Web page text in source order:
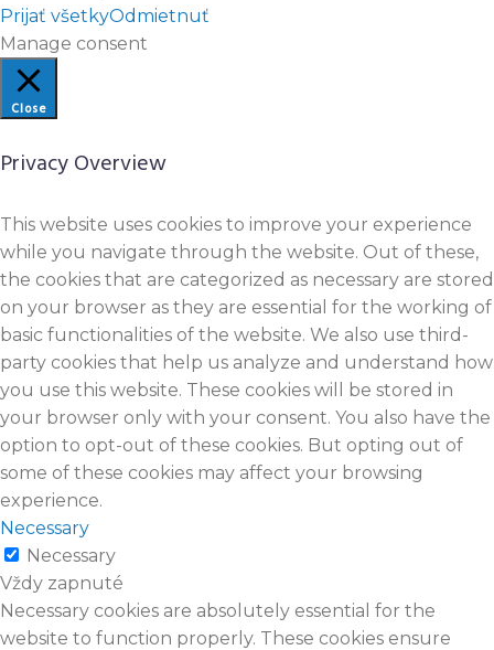
Prijať všetkyOdmietnuť
Manage consent
Close
Privacy Overview
This website uses cookies to improve your experience
while you navigate through the website. Out of these,
the cookies that are categorized as necessary are stored
on your browser as they are essential for the working of
basic functionalities of the website. We also use third-
party cookies that help us analyze and understand how
you use this website. These cookies will be stored in
your browser only with your consent. You also have the
option to opt-out of these cookies. But opting out of
some of these cookies may affect your browsing
experience.
Necessary
Necessary
Vždy zapnuté
Necessary cookies are absolutely essential for the
website to function properly. These cookies ensure